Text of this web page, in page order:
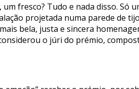
fresco? Tudo e nada disso. Só
projetada numa parede de
bela, justa e sincera
o júri do prémio,